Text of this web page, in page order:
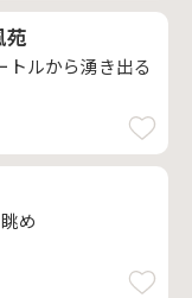
苑
トルから湧き出る
め